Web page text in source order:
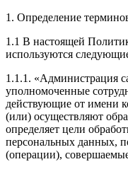
1. Определение
1.1 В настоящей
используются
1.1.1. «Администрация
уполномоченные
действующие от имени
(или) осуществляют
определяет цели
персональных данных,
(операции),